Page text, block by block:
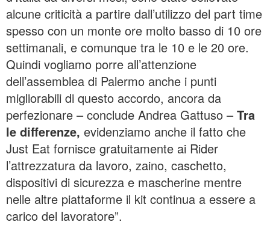
alcune criticità a partire dall’utilizzo del part time
spesso con un monte ore molto basso di 10 ore
settimanali, e comunque tra le 10 e le 20 ore.
Quindi vogliamo porre all’attenzione
dell’assemblea di Palermo anche i punti
migliorabili di questo accordo, ancora da
perfezionare – conclude Andrea Gattuso – Tra
le differenze, evidenziamo anche il fatto che
Just Eat fornisce gratuitamente ai Rider
l’attrezzatura da lavoro, zaino, caschetto,
dispositivi di sicurezza e mascherine mentre
nelle altre piattaforme il kit continua a essere a
carico del lavoratore”.